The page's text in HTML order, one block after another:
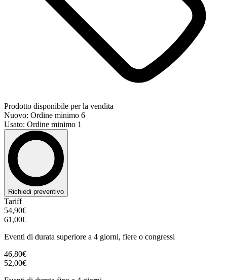
Prodotto disponibile per la vendita
Nuovo: Ordine minimo 6
Usato: Ordine minimo 1
Richiedi preventivo
Tariff
54,90€
61,00€
Eventi di durata superiore a 4 giorni, fiere o congressi
46,80€
52,00€